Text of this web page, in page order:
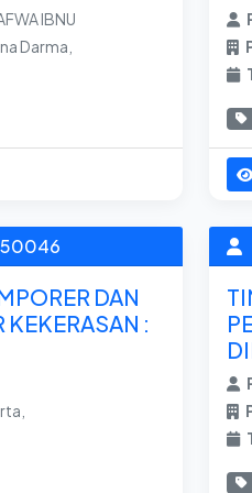
IBNU
Darma,
DAN
: